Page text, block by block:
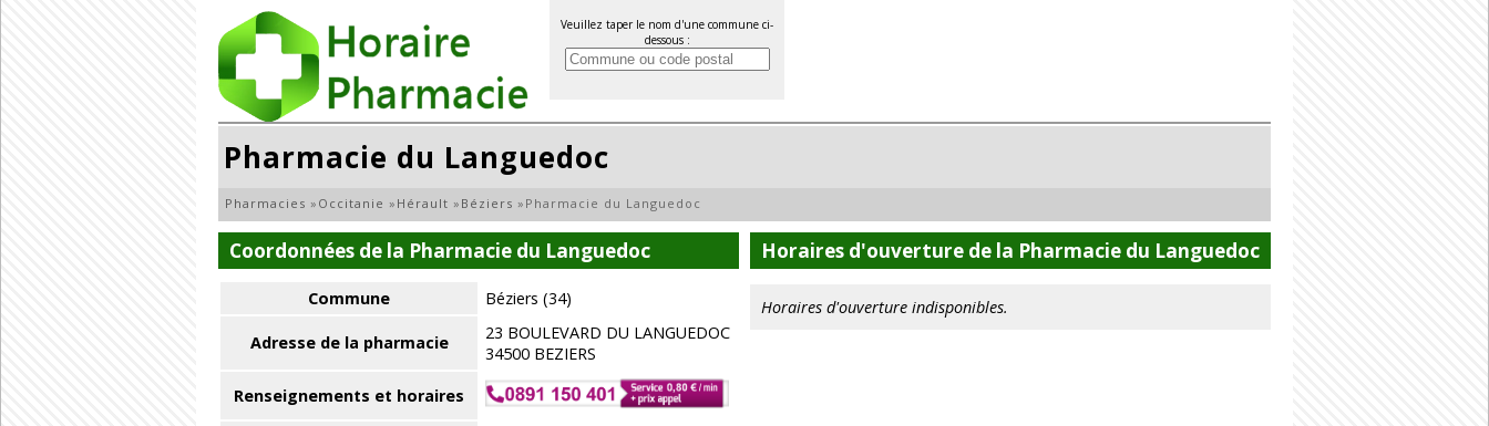
Veuillez taper le nom d'une commune ci-
dessous :
Pharmacie du Languedoc
Pharmacies » Occitanie » Hérault » Béziers » Pharmacie du Languedoc
Coordonnées de la Pharmacie du Languedoc
Commune Béziers (34)
Adresse de la pharmacie
23 BOULEVARD DU LANGUEDOC
34500 BEZIERS
Renseignements et horaires
Horaires d'ouverture de la Pharmacie du Languedoc
Horaires d'ouverture indisponibles.